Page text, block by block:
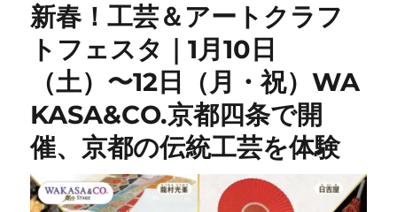
新春！工芸＆アートクラフ
トフェスタ｜1月10日
（土）〜12日（月・祝）WA
KASA&CO.京都四条で開
催、京都の伝統工芸を体験